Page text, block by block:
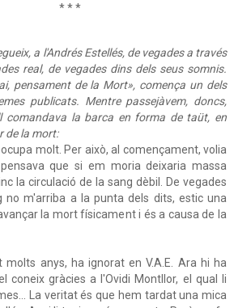
* * *
a l'Andrés Estellés, de vegades a través
real, de vegades dins dels seus somnis.
pensament de la Mort», comença un dels
publicats. Mentre passejàvem, doncs,
comandava la barca en forma de taüt, en
de la mort:
molt. Per això, al començament, volia
que si em moria deixaria massa
la circulació de la sang dèbil. De vegades
no m'arriba a la punta dels dits, estic una
la mort físicament i és a causa de la
molts anys, ha ignorat en V.A.E. Ara hi ha
coneix gràcies a l'Ovidi Montllor, el qual li
La veritat és que hem tardat una mica